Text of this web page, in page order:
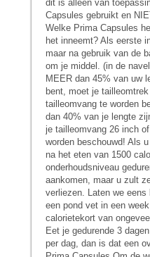
dit is alleen van
Capsules gebruikt en
Welke Prima Capsules
het inneemt? Als eerste
maar na gebruik van de
om je middel. (in de
MEER dan 45% van uw
bent, moet je
tailleomvang te worden
dan 40% van je lengte
je tailleomvang 26 inch
worden beschouwd! Als
na het eten van 1500
onderhoudsniveau
aankomen, maar u zult
verliezen. Laten we
een ​​pond vet in een
calorietekort van
Eet je gedurende 3
per dag, dan is dat een